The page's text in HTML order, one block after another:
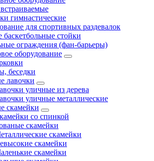
гимнастические
для спортивных раздевалок
баскетбольные стойки
ограждения (фан-барьеры)
оборудование
беседки
лавочки
уличные из дерева
уличные металлические
скамейки
со спинкой
скамейки
скамейки
скамейки
скамейки